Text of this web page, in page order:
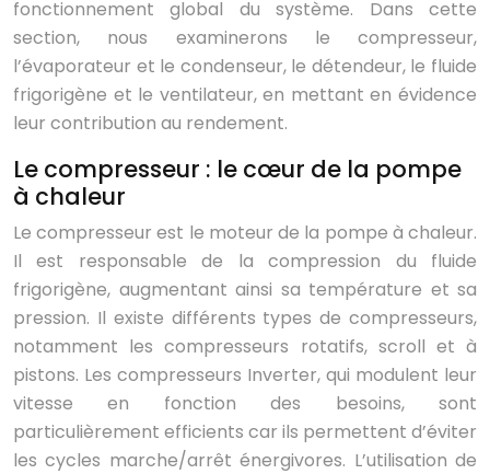
fonctionnement global du système. Dans cette
section, nous examinerons le compresseur,
l’évaporateur et le condenseur, le détendeur, le fluide
frigorigène et le ventilateur, en mettant en évidence
leur contribution au rendement.
Le compresseur : le cœur de la pompe
à chaleur
Le compresseur est le moteur de la pompe à chaleur.
Il est responsable de la compression du fluide
frigorigène, augmentant ainsi sa température et sa
pression. Il existe différents types de compresseurs,
notamment les compresseurs rotatifs, scroll et à
pistons. Les compresseurs Inverter, qui modulent leur
vitesse en fonction des besoins, sont
particulièrement efficients car ils permettent d’éviter
les cycles marche/arrêt énergivores. L’utilisation de